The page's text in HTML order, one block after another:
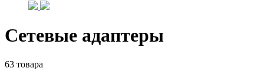
Сетевые адаптеры
63 товара